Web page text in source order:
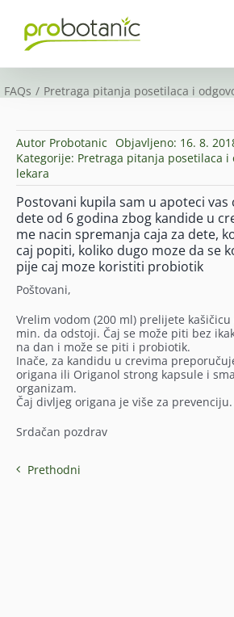
content
FAQs Pretraga pitanja posetilaca i
Autor Probotanic Objavljeno: 16. 8.
Kategorije: Pretraga pitanja posetilaca i
lekara
Postovani kupila sam u apoteci vas
dete od 6 godina zbog kandide u
me nacin spremanja caja za dete,
caj popiti, koliko dugo moze da se
pije caj moze koristiti probiotik
Poštovani,
Vrelim vodom (200 ml) prelijete kašičicu
min. da odstoji. Čaj se može piti bez
na dan i može se piti i probiotik.
Inače, za kandidu u crevima
origana ili Origanol strong kapsule i
organizam.
Čaj divljeg origana je više za prevenciju.
Srdačan pozdrav
Prethodni